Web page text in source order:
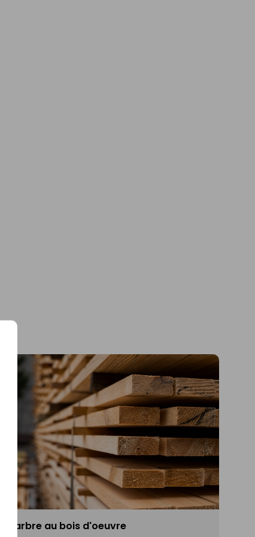
De l'arbre au bois d'oeuvre